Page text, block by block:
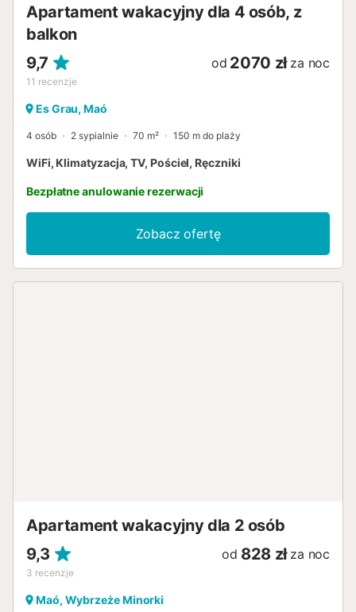
Apartament wakacyjny dla 4 osób, z
balkon
9,7
11 recenzje
od 2070 zł za noc
Es Grau, Maó
4 osób 2 sypialnie 70 m² 150 m do plaży
WiFi, Klimatyzacja, TV, Pościel, Ręczniki
Bezpłatne anulowanie rezerwacji
Zobacz ofertę
Apartament wakacyjny dla 2 osób
9,3
3 recenzje
od 828 zł za noc
Maó, Wybrzeże Minorki